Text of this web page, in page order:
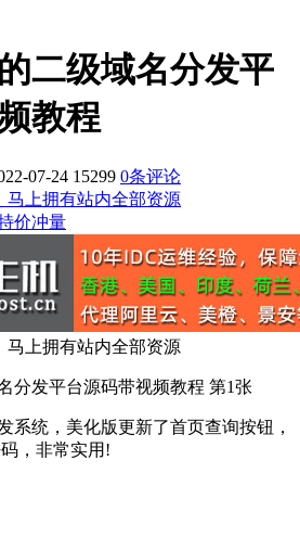
二级域名分发平
教程
07-24 15299 0条评论
统，美化版更新了首页查询按钮，
，非常实用!